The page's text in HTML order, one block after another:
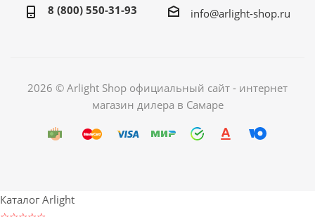
8 (800) 550-31-93 info@arlight-shop.ru
2026 © Arlight Shop официальный сайт - интернет
магазин дилера в Самаре
Каталог Arlight